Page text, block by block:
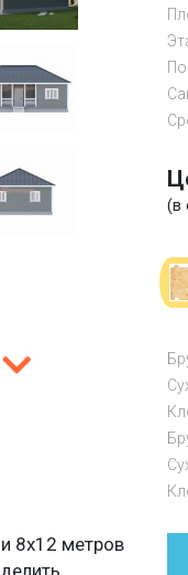
8х12 метров
(в